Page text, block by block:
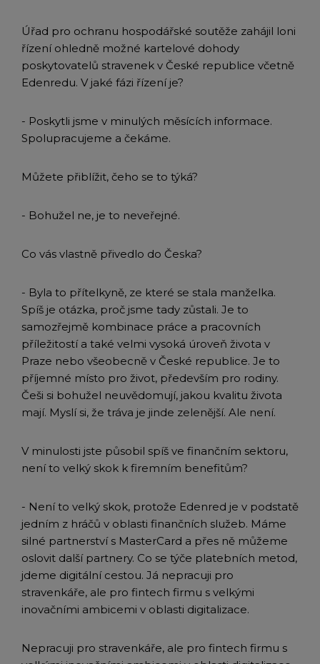
Úřad pro ochranu hospodářské soutěže zahájil loni
řízení ohledně možné kartelové dohody
poskytovatelů stravenek v České republice včetně
Edenredu. V jaké fázi řízení je?
- Poskytli jsme v minulých měsících informace.
Spolupracujeme a čekáme.
Můžete přiblížit, čeho se to týká?
- Bohužel ne, je to neveřejné.
Co vás vlastně přivedlo do Česka?
- Byla to přítelkyně, ze které se stala manželka.
Spíš je otázka, proč jsme tady zůstali. Je to
samozřejmě kombinace práce a pracovních
příležitostí a také velmi vysoká úroveň života v
Praze nebo všeobecně v České republice. Je to
příjemné místo pro život, především pro rodiny.
Češi si bohužel neuvědomují, jakou kvalitu života
mají. Myslí si, že tráva je jinde zelenější. Ale není.
V minulosti jste působil spíš ve finančním sektoru,
není to velký skok k firemním benefitům?
- Není to velký skok, protože Edenred je v podstatě
jedním z hráčů v oblasti finančních služeb. Máme
silné partnerství s MasterCard a přes ně můžeme
oslovit další partnery. Co se týče platebních metod,
jdeme digitální cestou. Já nepracuji pro
stravenkáře, ale pro fintech firmu s velkými
inovačními ambicemi v oblasti digitalizace.
Nepracuji pro stravenkáře, ale pro fintech firmu s